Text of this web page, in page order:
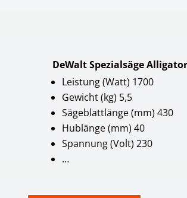
DeWalt Spezialsäge Alligator
Leistung (Watt) 1700
Gewicht (kg) 5,5
Sägeblattlänge (mm) 430
Hublänge (mm) 40
Spannung (Volt) 230
…